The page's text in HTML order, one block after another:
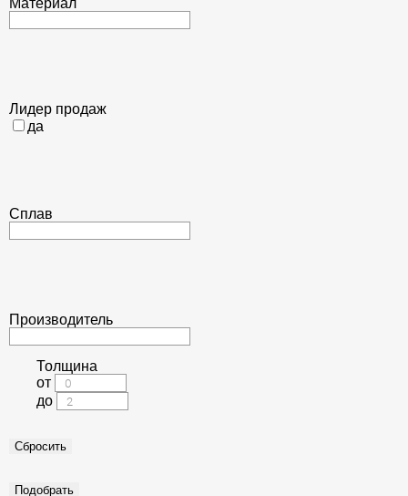
Материал
Лидер продаж
да
Сплав
Производитель
Толщина
от
до